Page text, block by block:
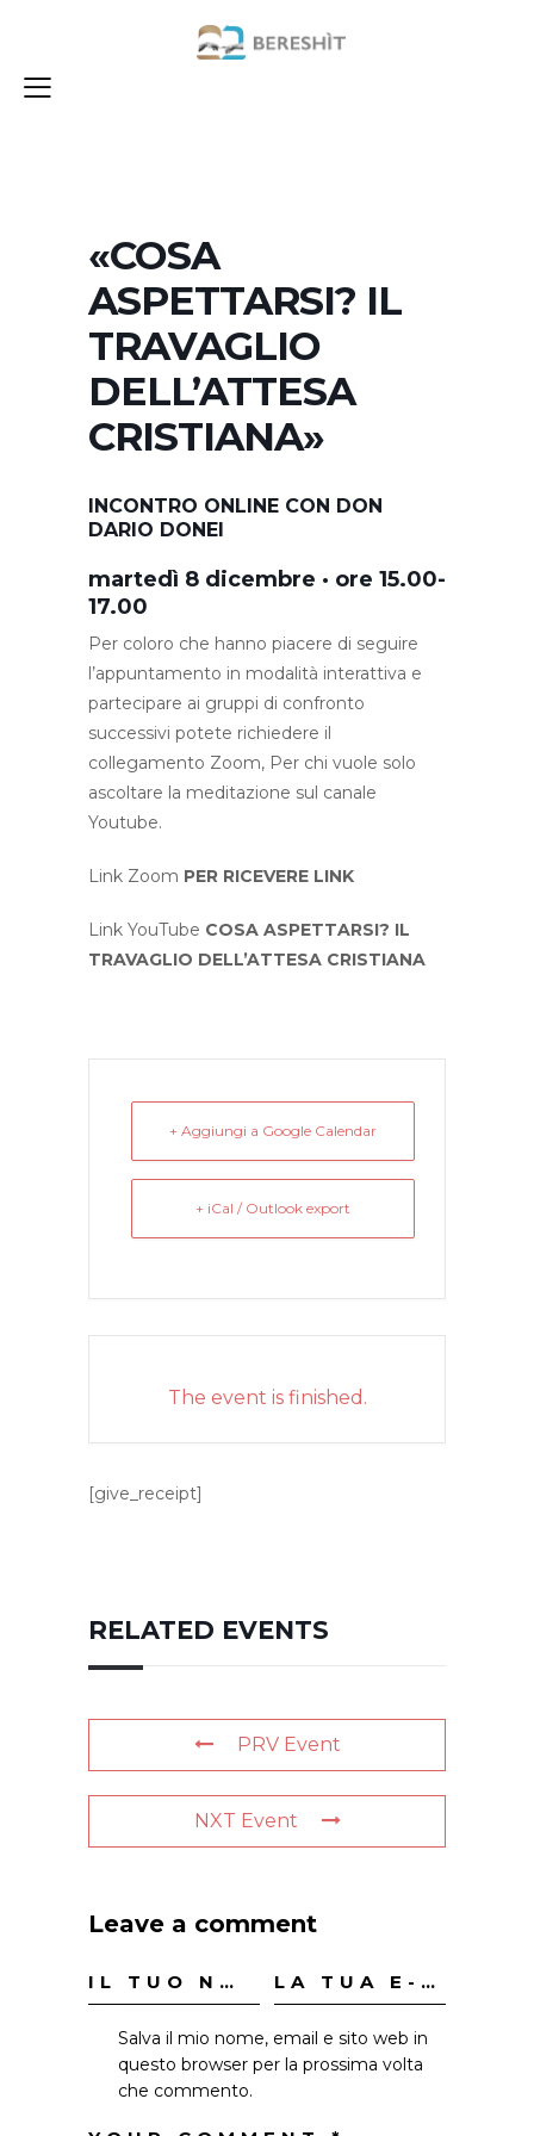
«COSA
ASPETTARSI? IL
TRAVAGLIO
DELL’ATTESA
CRISTIANA»
INCONTRO ONLINE CON DON
DARIO DONEI
martedì 8 dicembre · ore 15.00-
17.00
Per coloro che hanno piacere di seguire
l’appuntamento in modalità interattiva e
partecipare ai gruppi di confronto
successivi potete richiedere il
collegamento Zoom, Per chi vuole solo
ascoltare la meditazione sul canale
Youtube.
Link Zoom PER RICEVERE LINK
Link YouTube COSA ASPETTARSI? IL
TRAVAGLIO DELL’ATTESA CRISTIANA
+ Aggiungi a Google Calendar
+ iCal / Outlook export
The event is finished.
[give_receipt]
RELATED EVENTS
PRV Event
NXT Event
Leave a comment
Salva il mio nome, email e sito web in
questo browser per la prossima volta
che commento.